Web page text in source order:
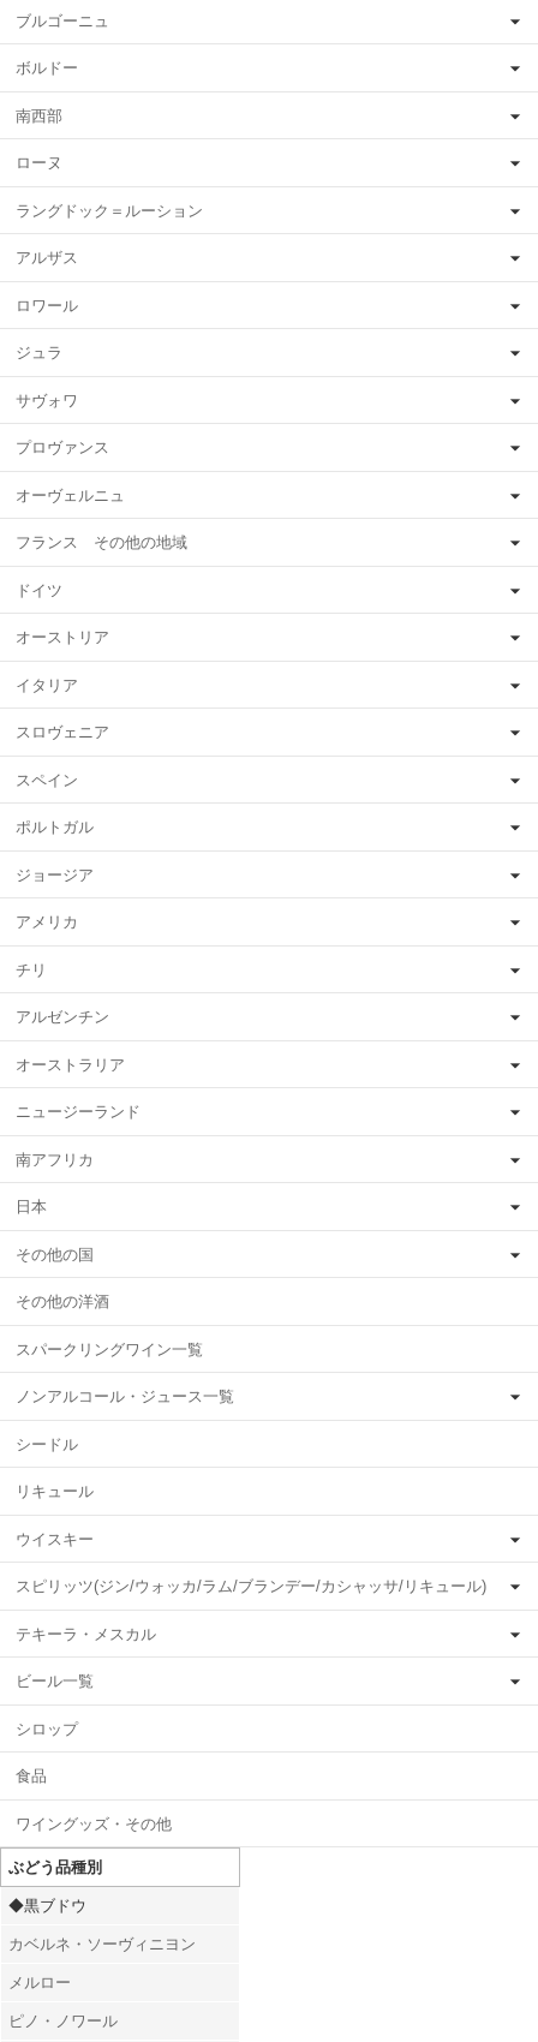
ブルゴーニュ
ボルドー
南西部
ローヌ
ラングドック＝ルーション
アルザス
ロワール
ジュラ
サヴォワ
プロヴァンス
オーヴェルニュ
フランス その他の地域
ドイツ
オーストリア
イタリア
スロヴェニア
スペイン
ポルトガル
ジョージア
アメリカ
チリ
アルゼンチン
オーストラリア
ニュージーランド
南アフリカ
日本
その他の国
その他の洋酒
スパークリングワイン一覧
ノンアルコール・ジュース一覧
シードル
リキュール
ウイスキー
スピリッツ(ジン/ウォッカ/ラム/ブランデー/カシャッサ/リキュール)
テキーラ・メスカル
ビール一覧
シロップ
食品
ワイングッズ・その他
ぶどう品種別
◆黒ブドウ
カベルネ・ソーヴィニヨン
メルロー
ピノ・ノワール